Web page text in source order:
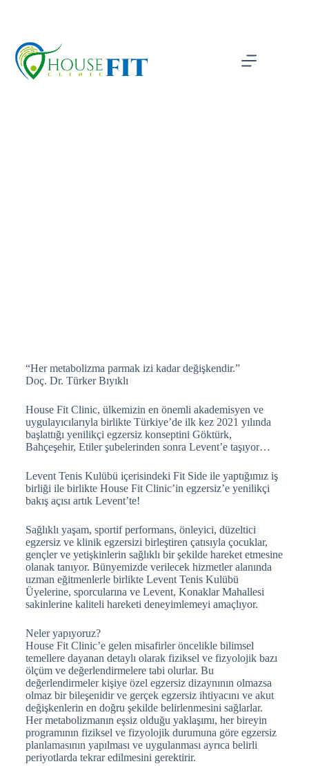
“Her metabolizma parmak izi kadar değişkendir.”
Doç. Dr. Türker Bıyıklı
House Fit Clinic, ülkemizin en önemli akademisyen ve
uygulayıcılarıyla birlikte Türkiye’de ilk kez 2021 yılında
başlattığı yenilikçi egzersiz konseptini Göktürk,
Bahçeşehir, Etiler şubelerinden sonra Levent’e taşıyor…
Levent Tenis Kulübü içerisindeki Fit Side ile yaptığımız iş
birliği ile birlikte House Fit Clinic’in egzersiz’e yenilikçi
bakış açısı artık Levent’te!
Sağlıklı yaşam, sportif performans, önleyici, düzeltici
egzersiz ve klinik egzersizi birleştiren çatısıyla çocuklar,
gençler ve yetişkinlerin sağlıklı bir şekilde hareket etmesine
olanak tanıyor. Bünyemizde verilecek hizmetler alanında
uzman eğitmenlerle birlikte Levent Tenis Kulübü
Üyelerine, sporcularına ve Levent, Konaklar Mahallesi
sakinlerine kaliteli hareketi deneyimlemeyi amaçlıyor.
Neler yapıyoruz?
House Fit Clinic’e gelen misafirler öncelikle bilimsel
temellere dayanan detaylı olarak fiziksel ve fizyolojik bazı
ölçüm ve değerlendirmelere tabi olurlar. Bu
değerlendirmeler kişiye özel egzersiz dizaynının olmazsa
olmaz bir bileşenidir ve gerçek egzersiz ihtiyacını ve akut
değişkenlerin en doğru şekilde belirlenmesini sağlarlar.
Her metabolizmanın eşsiz olduğu yaklaşımı, her bireyin
programının fiziksel ve fizyolojik durumuna göre egzersiz
planlamasının yapılması ve uygulanması ayrıca belirli
periyotlarda tekrar edilmesini gerektirir.